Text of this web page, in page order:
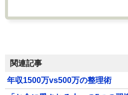
関連記事
年収1500万vs500万の整理術